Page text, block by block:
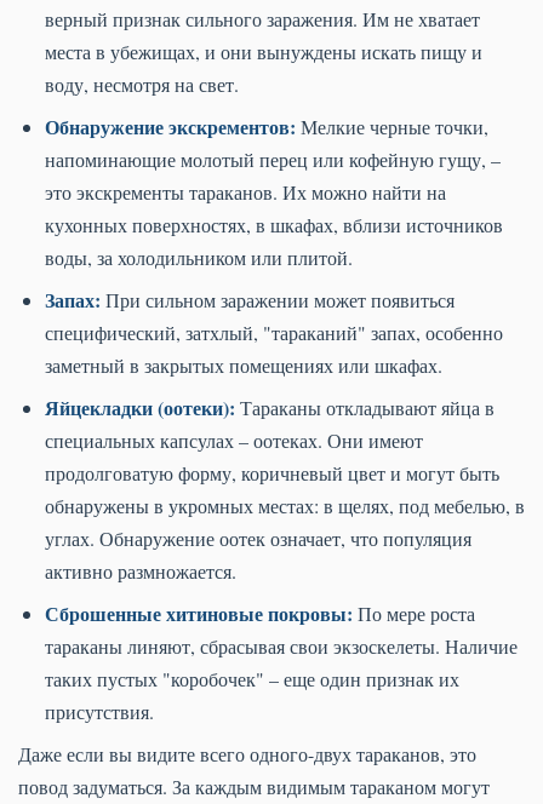
верный признак сильного заражения. Им не хватает
места в убежищах, и они вынуждены искать пищу и
воду, несмотря на свет.
Обнаружение экскрементов: Мелкие черные точки,
напоминающие молотый перец или кофейную гущу, –
это экскременты тараканов. Их можно найти на
кухонных поверхностях, в шкафах, вблизи источников
воды, за холодильником или плитой.
Запах: При сильном заражении может появиться
специфический, затхлый, "тараканий" запах, особенно
заметный в закрытых помещениях или шкафах.
Яйцекладки (оотеки): Тараканы откладывают яйца в
специальных капсулах – оотеках. Они имеют
продолговатую форму, коричневый цвет и могут быть
обнаружены в укромных местах: в щелях, под мебелью, в
углах. Обнаружение оотек означает, что популяция
активно размножается.
Сброшенные хитиновые покровы: По мере роста
тараканы линяют, сбрасывая свои экзоскелеты. Наличие
таких пустых "коробочек" – еще один признак их
присутствия.
Даже если вы видите всего одного-двух тараканов, это
повод задуматься. За каждым видимым тараканом могут